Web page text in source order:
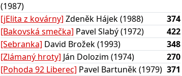
(1987)
[jElita z kovárny] Zdeněk Hájek (1988)
374
[Bakovská smečka] Pavel Slabý (1972)
422
[Sebranka] David Brožek (1993)
348
[Zlámaný hroty] Ján Dolozim (1974)
270
[Pohoda 92 Liberec] Pavel Bartuněk (1979) 371